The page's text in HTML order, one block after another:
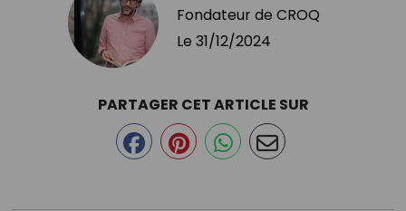
Fondateur de CROQ
Le 31/12/2024
PARTAGER CET ARTICLE SUR